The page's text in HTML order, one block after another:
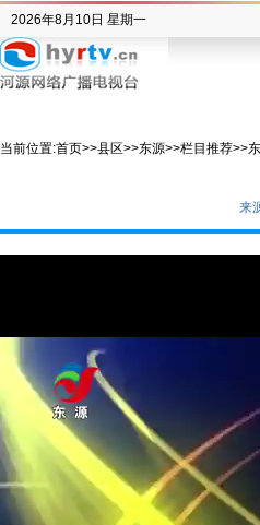
2026年8月10日 星期一
当前位置:首页>>县区>>东源>>栏目推荐>>
来